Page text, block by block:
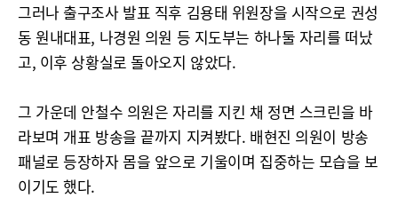
그러나 출구조사 발표 직후 김용태 위원장을 시작으로 권성
동 원내대표, 나경원 의원 등 지도부는 하나둘 자리를 떠났
고, 이후 상황실로 돌아오지 않았다.
그 가운데 안철수 의원은 자리를 지킨 채 정면 스크린을 바
라보며 개표 방송을 끝까지 지켜봤다. 배현진 의원이 방송
패널로 등장하자 몸을 앞으로 기울이며 집중하는 모습을 보
이기도 했다.